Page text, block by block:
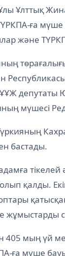
Ұлттық
ға
және
мүшесі
бастады.
тікелей
қалды.
405 мың
ға мүше